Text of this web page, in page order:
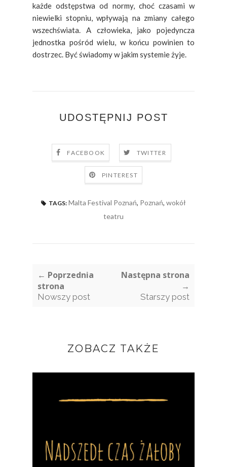
każde odstępstwa od normy, choć czasami w
niewielki stopniu, wpływają na zmiany całego
wszechświata. A człowieka, jako pojedyncza
jednostka pośród wielu, w końcu powinien to
dostrzec. Być świadomy w jakim systemie żyje.
UDOSTĘPNIJ POST
FACEBOOK TWITTER
PINTEREST
TAGS: Malta Festival Poznań, Poznań, wokół
teatru
← Poprzednia
strona
Nowszy post
Następna strona
→
Starszy post
ZOBACZ TAKŻE